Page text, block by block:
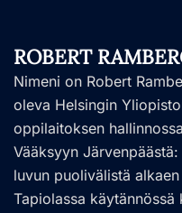
ROBERT
Nimeni on Robert
oleva Helsingin
oppilaitoksen
Vääksyyn
luvun puolivälistä
Tapiolassa